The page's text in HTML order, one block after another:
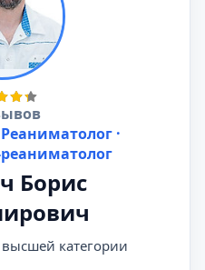
·
Борис
категории